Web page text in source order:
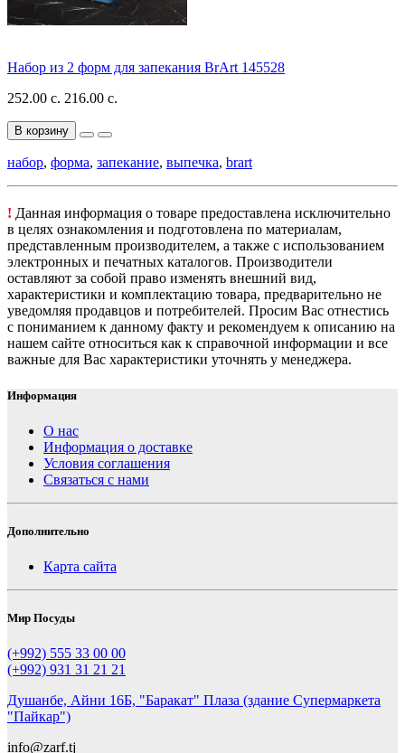
Набор из 2 форм для запекания BrArt 145528
252.00 с. 216.00 с.
В корзину
набор, форма, запекание, выпечка, brart
! Данная информация о товаре предоставлена исключительно
в целях ознакомления и подготовлена по материалам,
представленным производителем, а также с использованием
электронных и печатных каталогов. Производители
оставляют за собой право изменять внешний вид,
характеристики и комплектацию товара, предварительно не
уведомляя продавцов и потребителей. Просим Вас отнестись
с пониманием к данному факту и рекомендуем к описанию на
нашем сайте относиться как к справочной информации и все
важные для Вас характеристики уточнять у менеджера.
Информация
О нас
Информация о доставке
Условия соглашения
Связаться с нами
Дополнительно
Карта сайта
Мир Посуды
(+992) 555 33 00 00
(+992) 931 31 21 21
Душанбе, Айни 16Б, "Баракат" Плаза (здание Супермаркета
"Пайкар")
info@zarf.tj